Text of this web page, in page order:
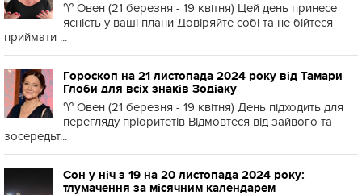
♈️ Овен (21 березня - 19 квітня) Цей день принесе
ясність у ваші плани Довіряйте собі та не бійтеся
приймати ...
Гороскоп на 21 листопада 2024 року від Тамари
Глоби для всіх знаків Зодіаку
♈️ Овен (21 березня - 19 квітня) День підходить для
перегляду пріоритетів Відмовтеся від зайвого та
зосередьт...
Сон у ніч з 19 на 20 листопада 2024 року:
тлумачення за місячним календарем